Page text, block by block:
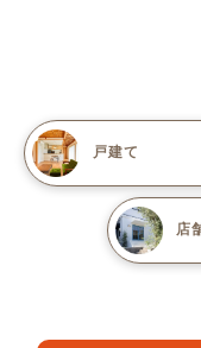
戸建て
店